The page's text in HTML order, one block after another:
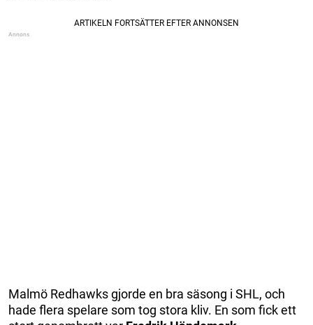
Malmö Redhawks gjorde en bra säsong i SHL, och
hade flera spelare som tog stora kliv. En som fick ett